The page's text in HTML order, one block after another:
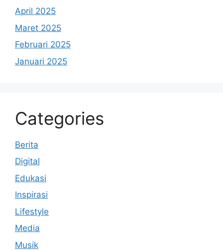
April 2025
Maret 2025
Februari 2025
Januari 2025
Categories
Berita
Digital
Edukasi
Inspirasi
Lifestyle
Media
Musik